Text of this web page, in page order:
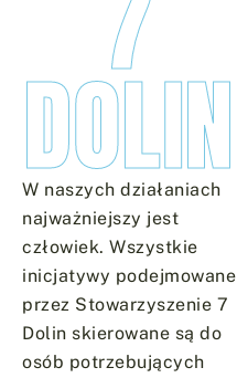
DOLIN
W naszych działaniach
najważniejszy jest
człowiek. Wszystkie
inicjatywy podejmowane
przez Stowarzyszenie 7
Dolin skierowane są do
osób potrzebujących